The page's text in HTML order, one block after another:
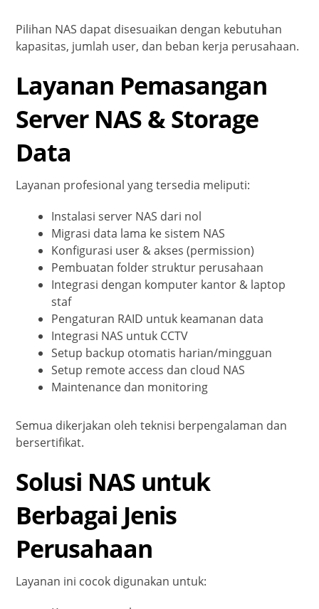
Pilihan NAS dapat disesuaikan dengan kebutuhan
kapasitas, jumlah user, dan beban kerja perusahaan.
Layanan Pemasangan
Server NAS & Storage
Data
Layanan profesional yang tersedia meliputi:
Instalasi server NAS dari nol
Migrasi data lama ke sistem NAS
Konfigurasi user & akses (permission)
Pembuatan folder struktur perusahaan
Integrasi dengan komputer kantor & laptop
staf
Pengaturan RAID untuk keamanan data
Integrasi NAS untuk CCTV
Setup backup otomatis harian/mingguan
Setup remote access dan cloud NAS
Maintenance dan monitoring
Semua dikerjakan oleh teknisi berpengalaman dan
bersertifikat.
Solusi NAS untuk
Berbagai Jenis
Perusahaan
Layanan ini cocok digunakan untuk: